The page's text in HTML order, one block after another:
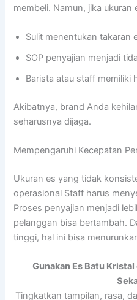
membeli. Namun, jika ukuran
Sulit menentukan takaran
SOP penyajian menjadi
Barista atau staff memiliki
Akibatnya, brand Anda
seharusnya dijaga.
Mempengaruhi Kecepatan
Ukuran es yang tidak
operasional Staff harus
Proses penyajian menjadi
pelanggan bisa bertambah.
tinggi, hal ini bisa
Gunakan Es Batu
Tingkatkan tampilan, rasa,